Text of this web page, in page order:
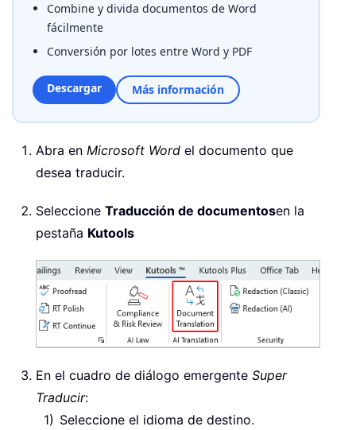
Combine y divida documentos de Word
fácilmente
Conversión por lotes entre Word y PDF
Descargar Más información
Abra en Microsoft Word el documento que
desea traducir.
Seleccione Traducción de documentosen la
pestaña Kutools
En el cuadro de diálogo emergente Super
Traducir:
Seleccione el idioma de destino.